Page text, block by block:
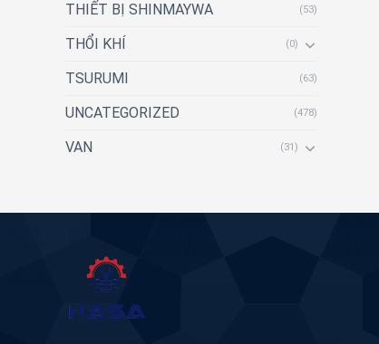
THIẾT BỊ SHINMAYWA (53)
THỔI KHÍ (0)
TSURUMI (63)
UNCATEGORIZED (478)
VAN (31)